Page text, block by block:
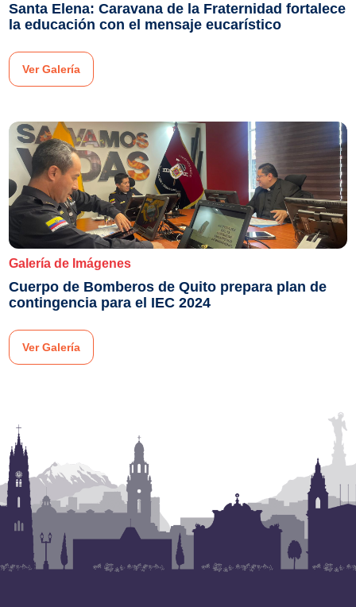
Santa Elena: Caravana de la Fraternidad fortalece
la educación con el mensaje eucarístico
Ver Galería
Galería de Imágenes
Cuerpo de Bomberos de Quito prepara plan de
contingencia para el IEC 2024
Ver Galería